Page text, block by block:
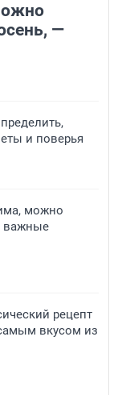
—
и поверья
можно
важные
рецепт
вкусом из